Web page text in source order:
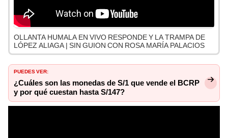
OLLANTA HUMALA EN VIVO RESPONDE Y LA TRAMPA DE
LÓPEZ ALIAGA | SIN GUION CON ROSA MARÍA PALACIOS
PUEDES VER:
¿Cuáles son las monedas de S/1 que vende el BCRP
y por qué cuestan hasta S/147?